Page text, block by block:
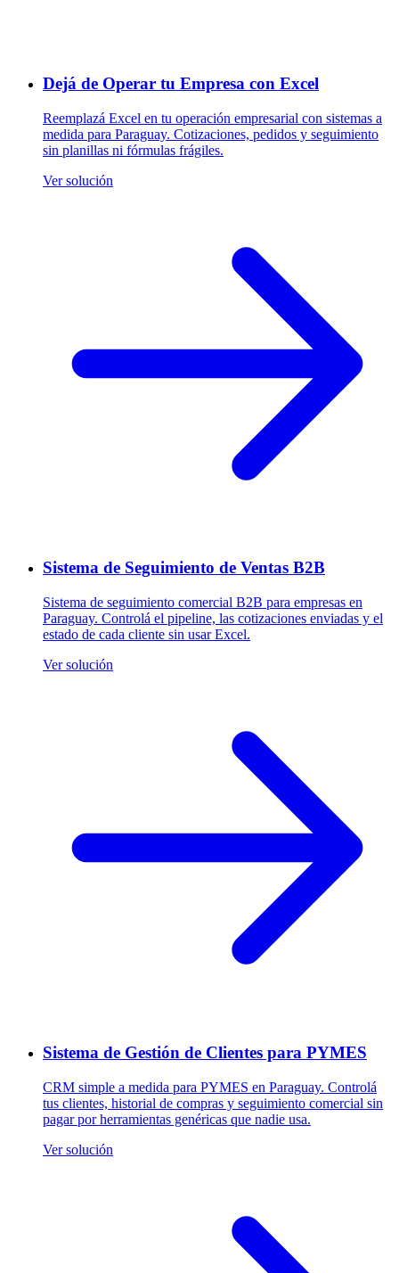
Dejá de Operar tu Empresa con Excel
Reemplazá Excel en tu operación empresarial con sistemas a
medida para Paraguay. Cotizaciones, pedidos y seguimiento
sin planillas ni fórmulas frágiles.
Ver solución
Sistema de Seguimiento de Ventas B2B
Sistema de seguimiento comercial B2B para empresas en
Paraguay. Controlá el pipeline, las cotizaciones enviadas y el
estado de cada cliente sin usar Excel.
Ver solución
Sistema de Gestión de Clientes para PYMES
CRM simple a medida para PYMES en Paraguay. Controlá
tus clientes, historial de compras y seguimiento comercial sin
pagar por herramientas genéricas que nadie usa.
Ver solución